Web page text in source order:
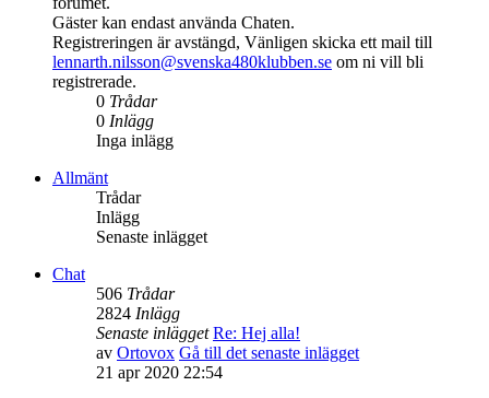
Gäster kan endast använda Chaten.
Registreringen är avstängd, Vänligen skicka ett mail till
lennarth.nilsson@svenska480klubben.se om ni vill bli
registrerade.
0 Trådar
0 Inlägg
Inga inlägg
Allmänt
Trådar
Inlägg
Senaste inlägget
Chat
506 Trådar
2824 Inlägg
Senaste inlägget Re: Hej alla!
av Ortovox Gå till det senaste inlägget
21 apr 2020 22:54